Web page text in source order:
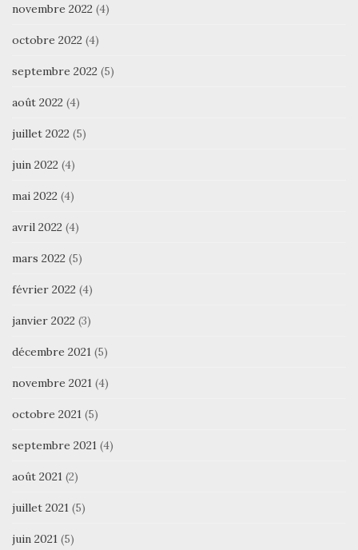
novembre 2022 (4)
octobre 2022 (4)
septembre 2022 (5)
août 2022 (4)
juillet 2022 (5)
juin 2022 (4)
mai 2022 (4)
avril 2022 (4)
mars 2022 (5)
février 2022 (4)
janvier 2022 (3)
décembre 2021 (5)
novembre 2021 (4)
octobre 2021 (5)
septembre 2021 (4)
août 2021 (2)
juillet 2021 (5)
juin 2021 (5)